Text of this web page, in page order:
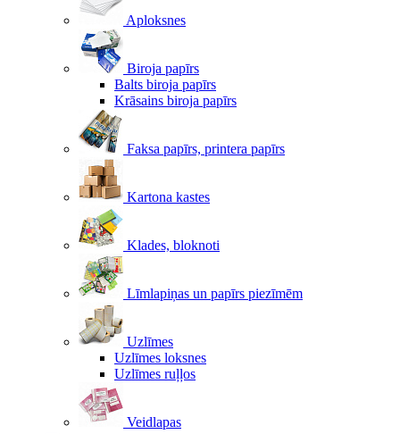
Aploksnes
Biroja papīrs
Balts biroja papīrs
Krāsains biroja papīrs
Faksa papīrs, printera papīrs
Kartona kastes
Klades, bloknoti
Līmlapiņas un papīrs piezīmēm
Uzlīmes
Uzlīmes loksnes
Uzlīmes ruļļos
Veidlapas